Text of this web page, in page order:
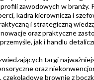
zawodowych w branży.
kadra kierownicza i
i strategiczną
oraz praktyczne
jak i handlu
targi
oraz
czekoladowe brownie z